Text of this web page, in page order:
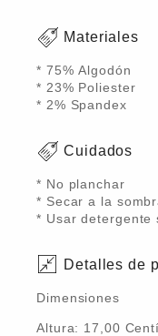
Materiales
* 75% Algodón
* 23% Poliester
* 2% Spandex
Cuidados
* No planchar
* Secar a la
* Usar detergente
Detalles de
Dimensiones
Altura: 17,00